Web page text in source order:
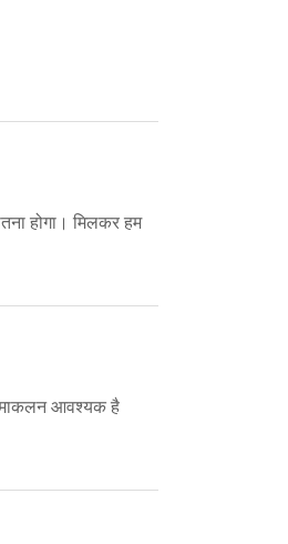
होगा। मिलकर हम
आवश्यक है